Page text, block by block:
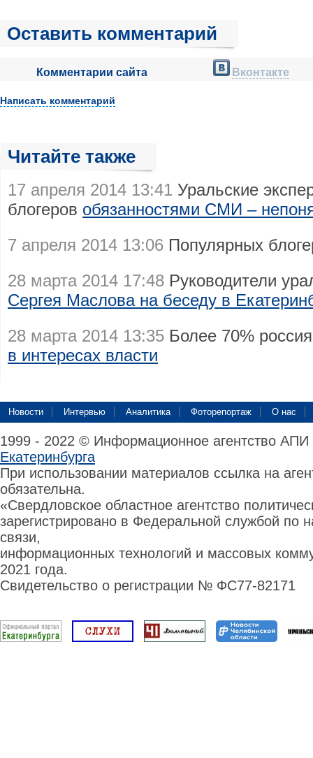
Оставить комментарий
Комментарии сайта Вконтакте
Написать комментарий
Читайте также
17 апреля 2014 13:41 Уральские
блогеров обязанностями СМИ –
7 апреля 2014 13:06 Популярных
28 марта 2014 17:48 Руководители
Сергея Маслова на беседу в
28 марта 2014 13:35 Более 70%
в интересах власти
Новости Интервью Аналитика Фоторепортаж О нас
1999 - 2022 © Информационное агентство
Екатеринбурга
При использовании материалов ссылка на
обязательна.
«Свердловское областное агентство
зарегистрировано в Федеральной службой по
связи,
информационных технологий и массовых
2021 года.
Свидетельство о регистрации № ФС77-82171